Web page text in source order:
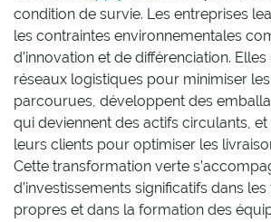
condition de survie. Les entreprises
les contraintes environnementales
d’innovation et de différenciation.
réseaux logistiques pour minimiser
parcourues, développent des
qui deviennent des actifs circulants,
leurs clients pour optimiser les
Cette transformation verte
d’investissements significatifs dans
propres et dans la formation des